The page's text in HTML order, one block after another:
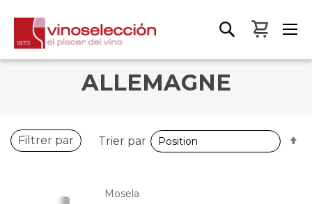
Mon
ALLEMAGNE
Mosela
Filtrer par Trier par